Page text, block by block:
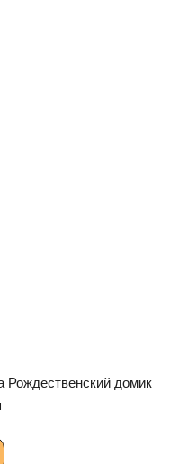
Рождественский домик